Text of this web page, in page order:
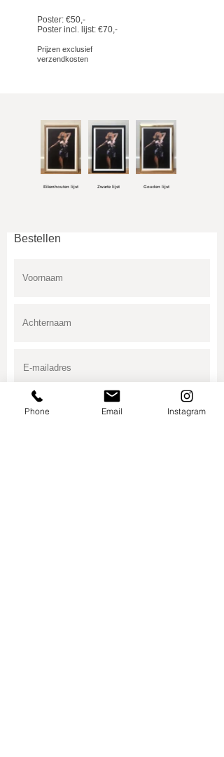
Poster: €50,-
Poster incl. lijst: €70,-
Prijzen exclusief
verzendkosten
Eikenhouten lijst Zwarte lijst Gouden lijst
Bestellen
Phone Email Instagram